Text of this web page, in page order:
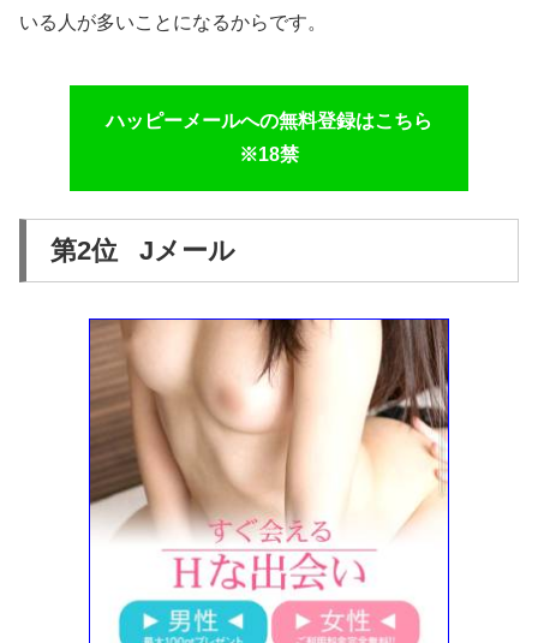
いる人が多いことになるからです。
ハッピーメールへの無料登録はこちら
※18禁
第2位 Jメール